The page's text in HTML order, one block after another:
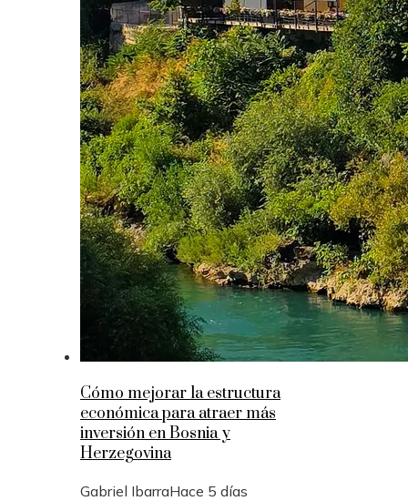
Cómo mejorar la estructura
económica para atraer más
inversión en Bosnia y
Herzegovina
Gabriel IbarraHace 5 días